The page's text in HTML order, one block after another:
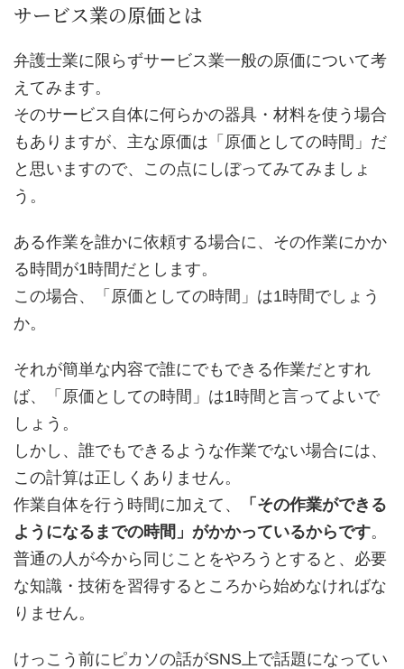
サービス業の原価とは
弁護士業に限らずサービス業一般の原価について考
えてみます。
そのサービス自体に何らかの器具・材料を使う場合
もありますが、主な原価は「原価としての時間」だ
と思いますので、この点にしぼってみてみましょ
う。
ある作業を誰かに依頼する場合に、その作業にかか
る時間が1時間だとします。
この場合、「原価としての時間」は1時間でしょう
か。
それが簡単な内容で誰にでもできる作業だとすれ
ば、「原価としての時間」は1時間と言ってよいで
しょう。
しかし、誰でもできるような作業でない場合には、
この計算は正しくありません。
作業自体を行う時間に加えて、
「その作業ができる
ようになるまでの時間」がかかっているからです。
普通の人が今から同じことをやろうとすると、必要
な知識・技術を習得するところから始めなければな
りません。
けっこう前にピカソの話がSNS上で話題になってい